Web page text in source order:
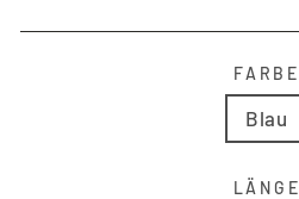
FARBE
Blau
LÄNGE